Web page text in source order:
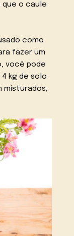
que o caule
como
fazer um
você pode
kg de solo
misturados,